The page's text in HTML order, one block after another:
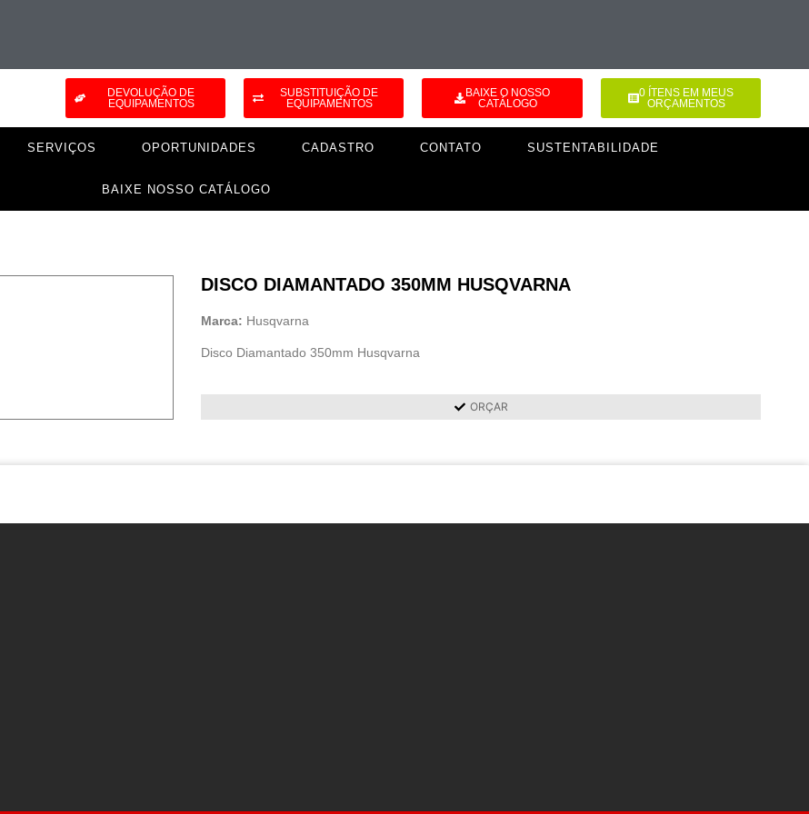
DEVOLUÇÃO DE
EQUIPAMENTOS
SUBSTITUIÇÃO DE
EQUIPAMENTOS
BAIXE O NOSSO
CATÁLOGO
0ÍTENS EM MEUS
ORÇAMENTOS
SERVIÇOS OPORTUNIDADES CADASTRO CONTATO SUSTENTABILIDADE
BAIXE NOSSO CATÁLOGO
DISCO DIAMANTADO 350MM HUSQVARNA
Marca: Husqvarna
Disco Diamantado 350mm Husqvarna
ORÇAR